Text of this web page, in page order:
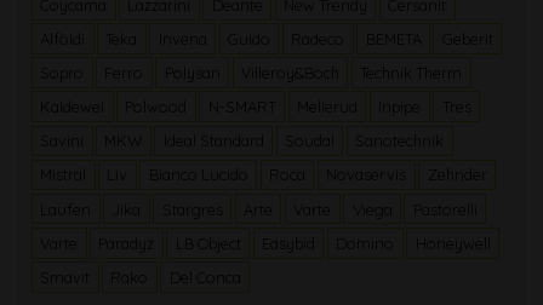
Deante New Trendy
Cersanit
Alföldi
Teka Invena Radeco BEMETA
Geberit
Ferro Villeroy&Boch
Technik Therm
Kaldewei
N-SMART Mellerud Inpipe
Tres
MKW Ideal Standard
Sanotechnik
Mistral
Bianco Lucido Novaservis
Zehnder
Laufen
Stargres Arte Varte Viega
Pastorelli
Varte
LB Object
Honeywell
Smavit
Del Conca